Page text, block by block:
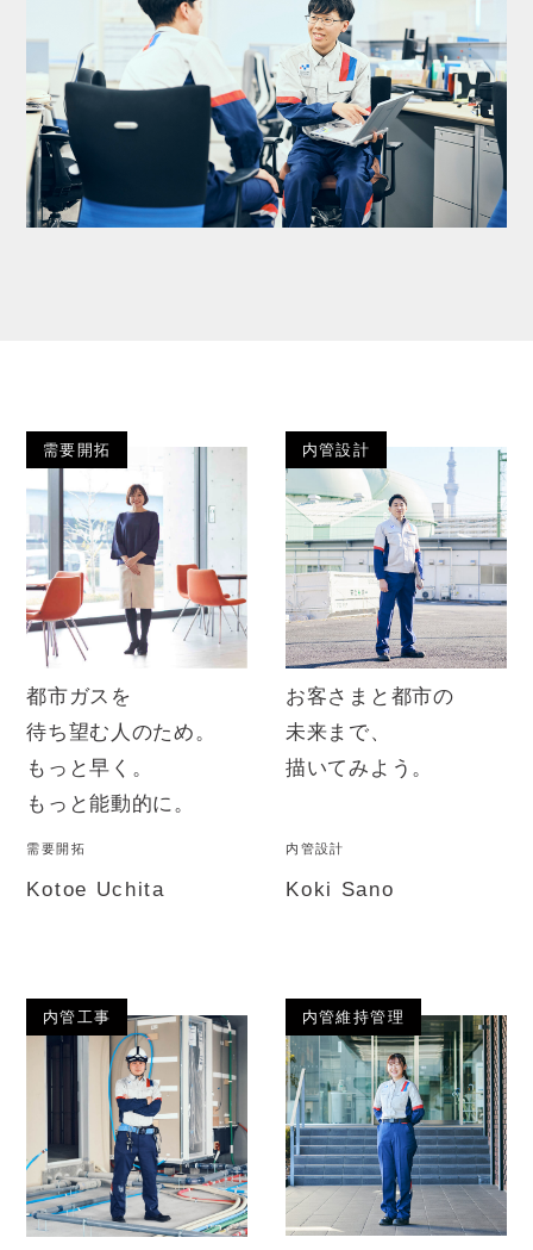
需要開拓
都市ガスを
待ち望む人のため。
もっと早く。
もっと能動的に。
需要開拓
Kotoe Uchita
内管設計
お客さまと都市の
未来まで、
描いてみよう。
内管設計
Koki Sano
内管工事 内管維持管理